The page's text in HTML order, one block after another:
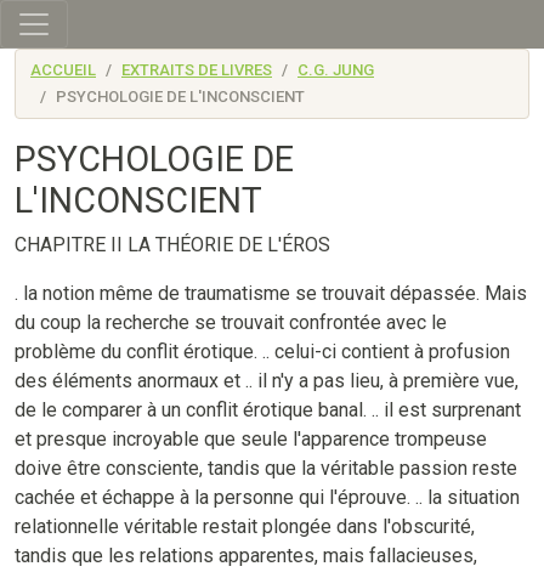
Skip to main content
ACCUEIL EXTRAITS DE LIVRES
C.G. JUNG
PSYCHOLOGIE DE L'INCONSCIENT
PSYCHOLOGIE DE
L'INCONSCIENT
CHAPITRE II LA THÉORIE DE L'ÉROS
. la notion même de traumatisme se trouvait dépassée. Mais
du coup la recherche se trouvait confrontée avec le
problème du conflit érotique. .. celui-ci contient à profusion
des éléments anormaux et .. il n'y a pas lieu, à première vue,
de le comparer à un conflit érotique banal. .. il est surprenant
et presque incroyable que seule l'apparence trompeuse
doive être consciente, tandis que la véritable passion reste
cachée et échappe à la personne qui l'éprouve. .. la situation
relationnelle véritable restait plongée dans l'obscurité,
tandis que les relations apparentes, mais fallacieuses,